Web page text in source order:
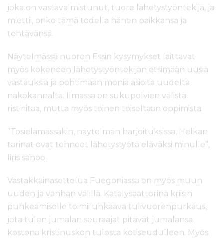
joka on vastavalmistunut, tuore lähetystyöntekijä, ja
miettii, onko tämä todella hänen paikkansa ja
tehtävänsä.
Näytelmässä nuoren Essin kysymykset laittavat
myös kokeneen lähetystyöntekijän etsimään uusia
vastauksia ja pohtimaan monia asioita uudelta
näkökannalta. Ilmassa on sukupolvien välistä
ristiriitaa, mutta myös toinen toiseltaan oppimista.
”Tosielämässäkin, näytelmän harjoituksissa, Helkan
tarinat ovat tehneet lähetystyötä eläväksi minulle”,
Iiris sanoo.
Vastakkainasettelua Fuegoniassa on myös muun
uuden ja vanhan välillä. Katalysaattorina kriisin
puhkeamiselle toimii uhkaava tulivuorenpurkaus,
jota tulen jumalan seuraajat pitävät jumalansa
kostona kristinuskon tulosta kotiseudulleen. Myös